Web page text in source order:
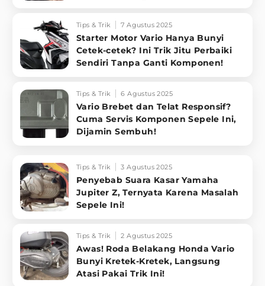
Tips & Trik 7 Agustus 2025
Starter Motor Vario Hanya Bunyi
Cetek-cetek? Ini Trik Jitu Perbaiki
Sendiri Tanpa Ganti Komponen!
Tips & Trik 6 Agustus 2025
Vario Brebet dan Telat Responsif?
Cuma Servis Komponen Sepele Ini,
Dijamin Sembuh!
Tips & Trik 3 Agustus 2025
Penyebab Suara Kasar Yamaha
Jupiter Z, Ternyata Karena Masalah
Sepele Ini!
Tips & Trik 2 Agustus 2025
Awas! Roda Belakang Honda Vario
Bunyi Kretek-Kretek, Langsung
Atasi Pakai Trik Ini!